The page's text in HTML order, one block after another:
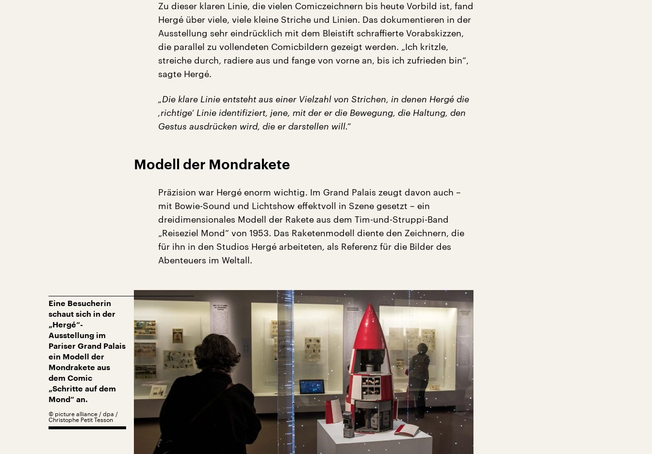
Zu dieser klaren Linie, die vielen Comiczeichnern bis heute Vorbild ist, fand
Hergé über viele, viele kleine Striche und Linien. Das dokumentieren in der
Ausstellung sehr eindrücklich mit dem Bleistift schraffierte Vorabskizzen,
die parallel zu vollendeten Comicbildern gezeigt werden. „Ich kritzle,
streiche durch, radiere aus und fange von vorne an, bis ich zufrieden bin“,
sagte Hergé.
„Die klare Linie entsteht aus einer Vielzahl von Strichen, in denen Hergé die
‚richtige‘ Linie identifiziert, jene, mit der er die Bewegung, die Haltung, den
Gestus ausdrücken wird, die er darstellen will.“
Modell der Mondrakete
Präzision war Hergé enorm wichtig. Im Grand Palais zeugt davon auch –
mit Bowie-Sound und Lichtshow effektvoll in Szene gesetzt – ein
dreidimensionales Modell der Rakete aus dem Tim-und-Struppi-Band
„Reiseziel Mond“ von 1953. Das Raketenmodell diente den Zeichnern, die
für ihn in den Studios Hergé arbeiteten, als Referenz für die Bilder des
Abenteuers im Weltall.
Eine Besucherin
schaut sich in der
„Hergé“-
Ausstellung im
Pariser Grand Palais
ein Modell der
Mondrakete aus
dem Comic
„Schritte auf dem
Mond“ an.
© picture alliance / dpa /
Christophe Petit Tesson